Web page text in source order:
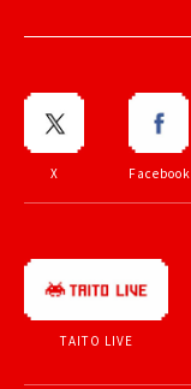
X Facebook
TAITO LIVE